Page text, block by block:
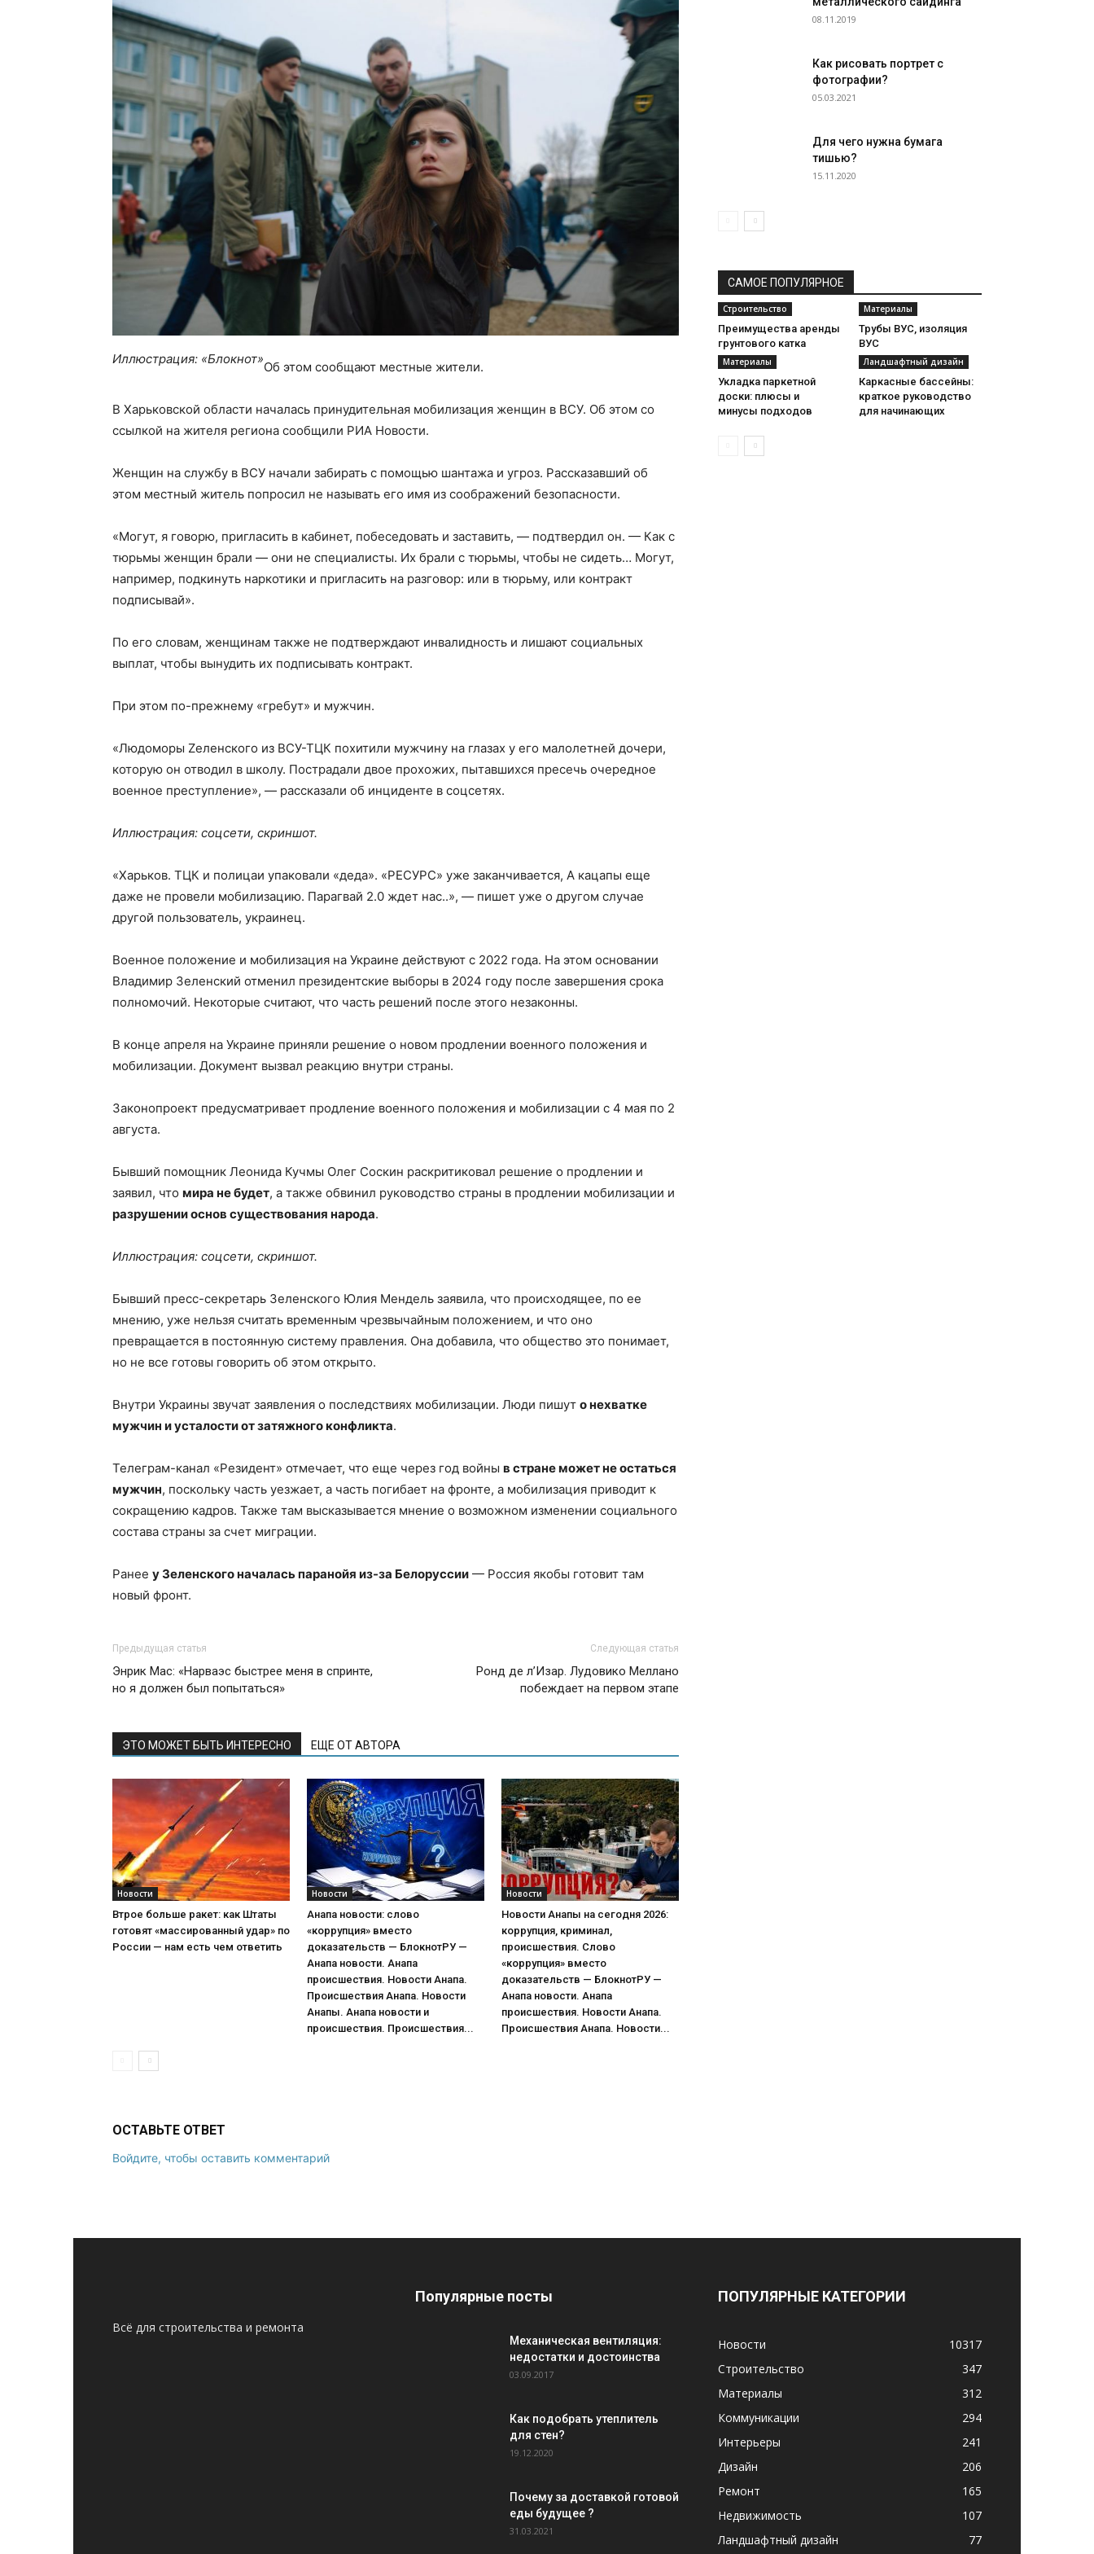
Иллюстрация: «Блокнот»
Об этом сообщают местные жители.
В Харьковской области началась принудительная мобилизация женщин в ВСУ. Об этом со
ссылкой на жителя региона сообщили РИА Новости.
Женщин на службу в ВСУ начали забирать с помощью шантажа и угроз. Рассказавший об
этом местный житель попросил не называть его имя из соображений безопасности.
«Могут, я говорю, пригласить в кабинет, побеседовать и заставить, — подтвердил он. — Как с
тюрьмы женщин брали — они не специалисты. Их брали с тюрьмы, чтобы не сидеть… Могут,
например, подкинуть наркотики и пригласить на разговор: или в тюрьму, или контракт
подписывай».
По его словам, женщинам также не подтверждают инвалидность и лишают социальных
выплат, чтобы вынудить их подписывать контракт.
При этом по-прежнему «гребут» и мужчин.
«Людоморы Zеленского из ВСУ-ТЦК похитили мужчину на глазах у его малолетней дочери,
которую он отводил в школу. Пострадали двое прохожих, пытавшихся пресечь очередное
военное преступление», — рассказали об инциденте в соцсетях.
Иллюстрация: соцсети, скриншот.
«Харьков. ТЦК и полицаи упаковали «деда». «РЕСУРС» уже заканчивается, А кацапы еще
даже не провели мобилизацию. Парагвай 2.0 ждет нас..», — пишет уже о другом случае
другой пользователь, украинец.
Военное положение и мобилизация на Украине действуют с 2022 года. На этом основании
Владимир Зеленский отменил президентские выборы в 2024 году после завершения срока
полномочий. Некоторые считают, что часть решений после этого незаконны.
В конце апреля на Украине приняли решение о новом продлении военного положения и
мобилизации. Документ вызвал реакцию внутри страны.
Законопроект предусматривает продление военного положения и мобилизации с 4 мая по 2
августа.
Бывший помощник Леонида Кучмы Олег Соскин раскритиковал решение о продлении и
заявил, что мира не будет, а также обвинил руководство страны в продлении мобилизации и
разрушении основ существования народа.
Иллюстрация: соцсети, скриншот.
Бывший пресс-секретарь Зеленского Юлия Мендель заявила, что происходящее, по ее
мнению, уже нельзя считать временным чрезвычайным положением, и что оно
превращается в постоянную систему правления. Она добавила, что общество это понимает,
но не все готовы говорить об этом открыто.
Внутри Украины звучат заявления о последствиях мобилизации. Люди пишут о нехватке
мужчин и усталости от затяжного конфликта.
Телеграм-канал «Резидент» отмечает, что еще через год войны в стране может не остаться
мужчин, поскольку часть уезжает, а часть погибает на фронте, а мобилизация приводит к
сокращению кадров. Также там высказывается мнение о возможном изменении социального
состава страны за счет миграции.
Ранее у Зеленского началась паранойя из-за Белоруссии — Россия якобы готовит там
новый фронт.
Предыдущая статья
Энрик Мас: «Нарваэс быстрее меня в спринте,
но я должен был попытаться»
Следующая статья
Ронд де л’Изар. Лудовико Меллано
побеждает на первом этапе
ЭТО МОЖЕТ БЫТЬ ИНТЕРЕСНО ЕЩЕ ОТ АВТОРА
Новости
Втрое больше ракет: как Штаты
готовят «массированный удар» по
России — нам есть чем ответить
Новости
Анапа новости: слово
«коррупция» вместо
доказательств — БлокнотРУ —
Анапа новости. Анапа
происшествия. Новости Анапа.
Происшествия Анапа. Новости
Анапы. Анапа новости и
происшествия. Происшествия...
Новости
Новости Анапы на сегодня 2026:
коррупция, криминал,
происшествия. Слово
«коррупция» вместо
доказательств — БлокнотРУ —
Анапа новости. Анапа
происшествия. Новости Анапа.
Происшествия Анапа. Новости...
ОСТАВЬТЕ ОТВЕТ
Войдите, чтобы оставить комментарий
08.11.2019
Как рисовать портрет с
фотографии?
05.03.2021
Для чего нужна бумага
тишью?
15.11.2020
САМОЕ ПОПУЛЯРНОЕ
Строительство
Преимущества аренды
грунтового катка
Материалы
Трубы ВУС, изоляция
ВУС
Материалы
Укладка паркетной
доски: плюсы и
минусы подходов
Ландшафтный дизайн
Каркасные бассейны:
краткое руководство
для начинающих
Всё для строительства и ремонта
Популярные посты
Механическая вентиляция:
недостатки и достоинства
03.09.2017
Как подобрать утеплитель
для стен?
19.12.2020
Почему за доставкой готовой
еды будущее ?
31.03.2021
ПОПУЛЯРНЫЕ КАТЕГОРИИ
Новости
10317
Строительство
347
Материалы
312
Коммуникации
294
Интерьеры
241
Дизайн
206
Ремонт
165
Недвижимость
107
Ландшафтный дизайн
77